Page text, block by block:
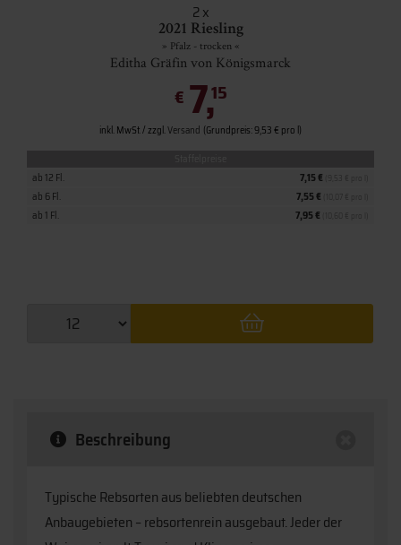
2x
2021 Riesling
» Pfalz - trocken «
Editha Gräfin von Königsmarck
€ 7,15
inkl. MwSt. / zzgl.Versand (Grundpreis: 9,53 € pro l)
ab 1 Fl. 7,95 €
ab 6 Fl. 7,55 €
ab 12 Fl. 7,15 €
Beschreibung
Typische Rebsorten aus beliebten deutschen
Anbaugebieten – rebsortenrein ausgebaut. Jeder der